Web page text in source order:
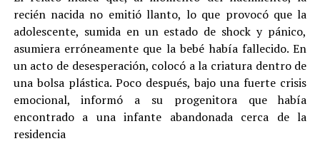
recién nacida no emitió llanto, lo que provocó que la
adolescente, sumida en un estado de shock y pánico,
asumiera erróneamente que la bebé había fallecido. En
un acto de desesperación, colocó a la criatura dentro de
una bolsa plástica. Poco después, bajo una fuerte crisis
emocional, informó a su progenitora que había
encontrado a una infante abandonada cerca de la
residencia